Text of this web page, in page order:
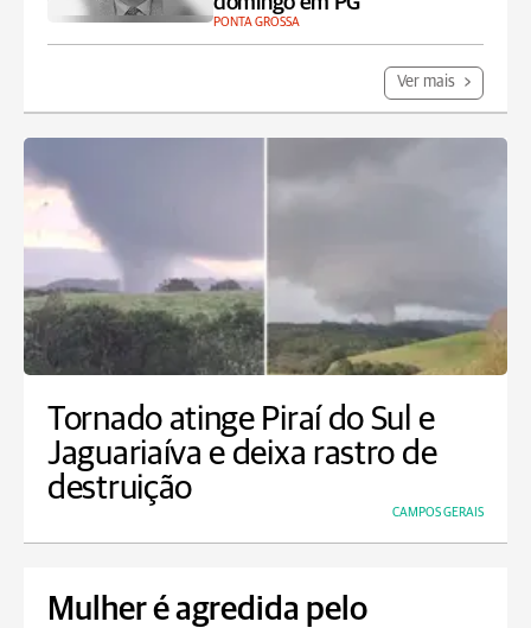
PONTA GROSSA
Ver mais
Tornado atinge Piraí do Sul e
Jaguariaíva e deixa rastro de
destruição
CAMPOS GERAIS
Mulher é agredida pelo